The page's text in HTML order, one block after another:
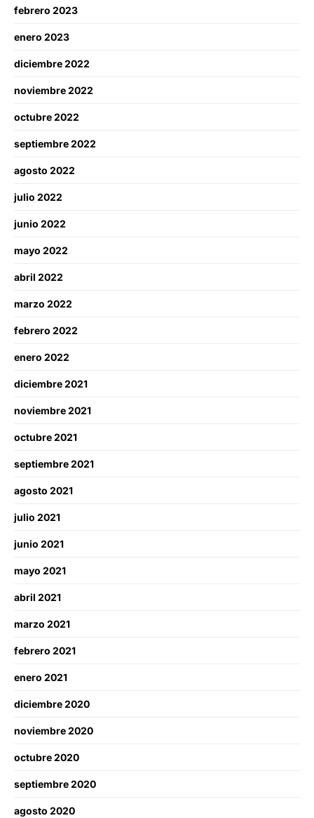
febrero 2023
enero 2023
diciembre 2022
noviembre 2022
octubre 2022
septiembre 2022
agosto 2022
julio 2022
junio 2022
mayo 2022
abril 2022
marzo 2022
febrero 2022
enero 2022
diciembre 2021
noviembre 2021
octubre 2021
septiembre 2021
agosto 2021
julio 2021
junio 2021
mayo 2021
abril 2021
marzo 2021
febrero 2021
enero 2021
diciembre 2020
noviembre 2020
octubre 2020
septiembre 2020
agosto 2020